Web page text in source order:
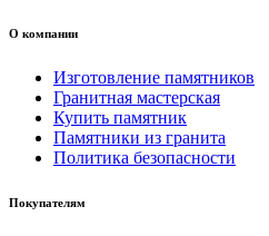
О компании
Изготовление памятников
Гранитная мастерская
Купить памятник
Памятники из гранита
Политика безопасности
Покупателям